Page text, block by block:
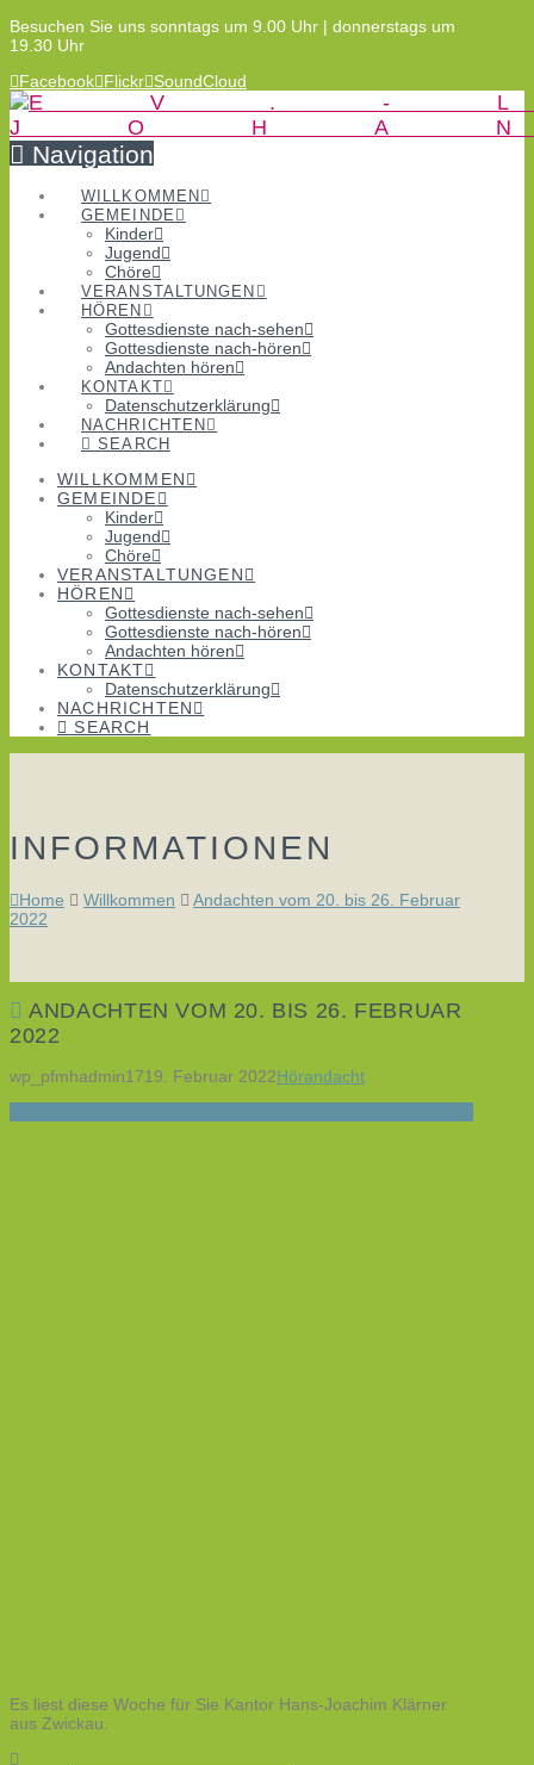
Besuchen Sie uns sonntags um 9.00 Uhr | donnerstags um
19.30 Uhr
Facebook Flickr SoundCloud
Navigation
WILLKOMMEN
GEMEINDE
Kinder
Jugend
Chöre
VERANSTALTUNGEN
HÖREN
Gottesdienste nach-sehen
Gottesdienste nach-hören
Andachten hören
KONTAKT
Datenschutzerklärung
NACHRICHTEN
SEARCH
WILLKOMMEN
GEMEINDE
Kinder
Jugend
Chöre
VERANSTALTUNGEN
HÖREN
Gottesdienste nach-sehen
Gottesdienste nach-hören
Andachten hören
KONTAKT
Datenschutzerklärung
NACHRICHTEN
SEARCH
INFORMATIONEN
Home Willkommen
Andachten vom 20. bis 26. Februar
2022
ANDACHTEN VOM 20. BIS 26. FEBRUAR
2022
wp_pfmhadmin1719. Februar 2022Hörandacht
Es liest diese Woche für Sie Kantor Hans-Joachim Klärner
aus Zwickau.